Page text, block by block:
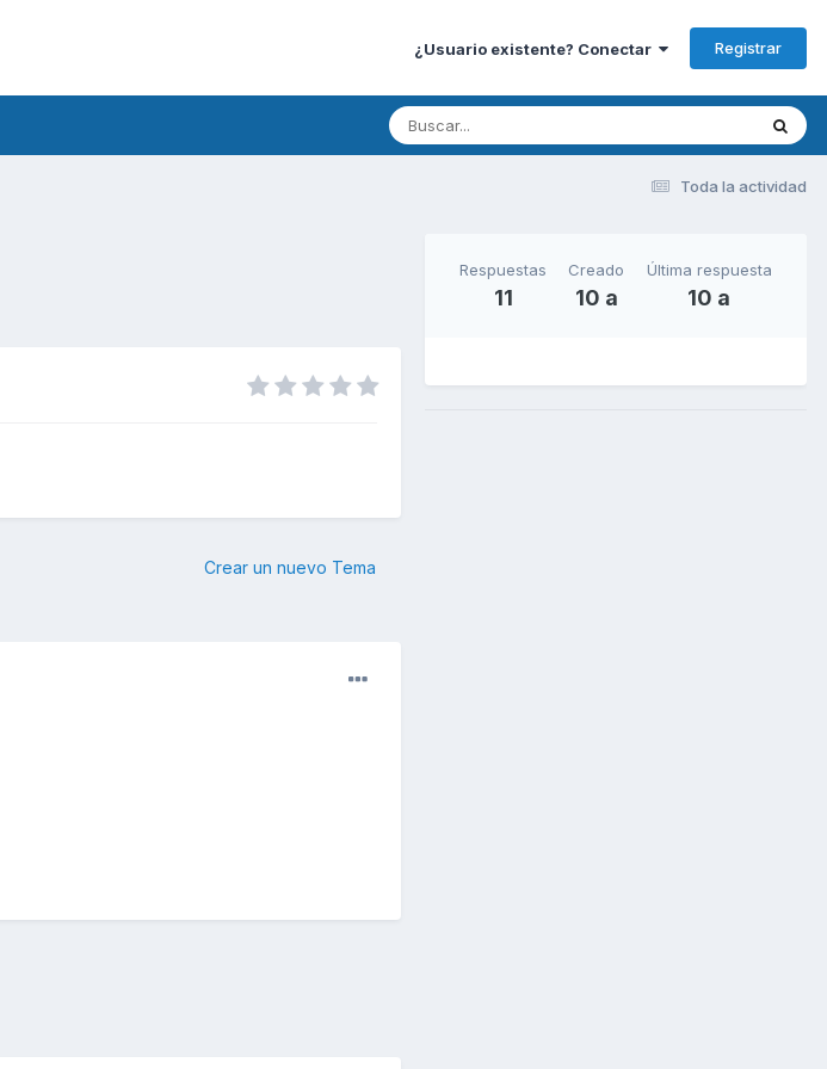
¿Usuario existente? Conectar Registrar
Toda la actividad
Crear un nuevo Tema
Respuestas
11
Creado
10 a
Última respuesta
10 a